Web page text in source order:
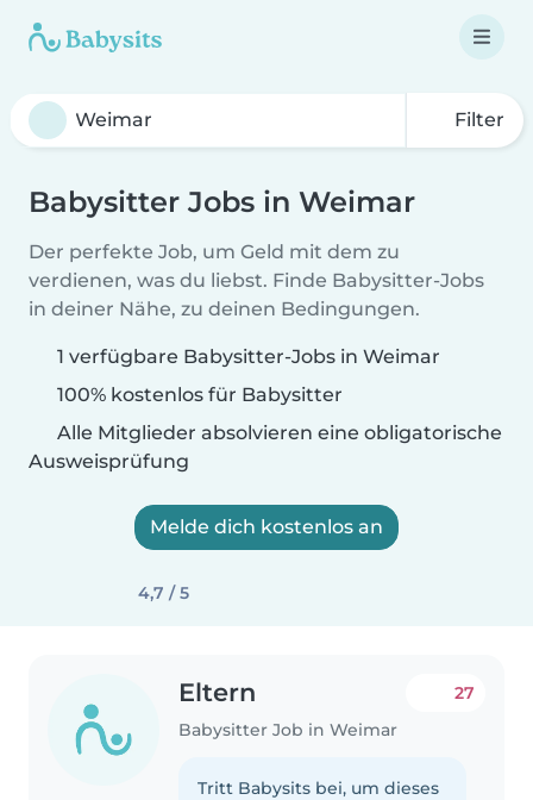
Filter
Babysitter Jobs in Weimar
Der perfekte Job, um Geld mit dem zu
verdienen, was du liebst. Finde Babysitter-Jobs
in deiner Nähe, zu deinen Bedingungen.
1 verfügbare Babysitter-Jobs in Weimar
100% kostenlos für Babysitter
Alle Mitglieder absolvieren eine obligatorische
Ausweisprüfung
Melde dich kostenlos an
4,7 / 5
Eltern
Babysitter Job in Weimar
27
Tritt Babysits bei, um dieses